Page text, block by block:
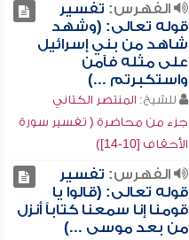
الفهرس: تفسير
قوله تعالى: (وشهد
شاهد من بني إسرائيل
على مثله فآمن
واستكبرتم ...)
للشيخ: المنتصر الكتاني
جزء من محاضرة ( تفسير سورة
الأحقاف [10-14])
الفهرس: تفسير
قوله تعالى: (قالوا يا
قومنا إنا سمعنا كتاباً أنزل
من بعد موسى ...)